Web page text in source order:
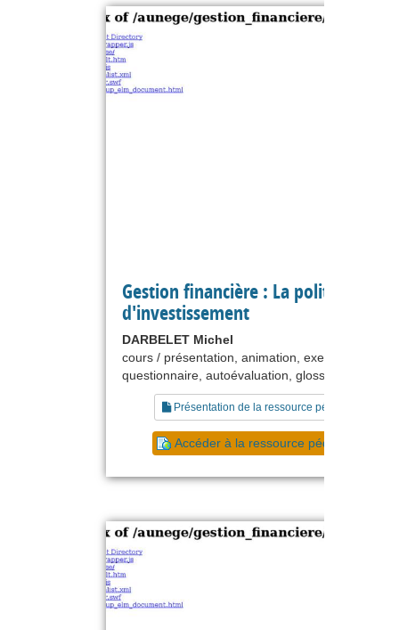
Gestion financière : La politique
d'investissement
DARBELET Michel
cours / présentation, animation, exercice,
questionnaire, autoévaluation, glossaire
Présentation de la ressource pédagogique
Accéder à la ressource pédagogique